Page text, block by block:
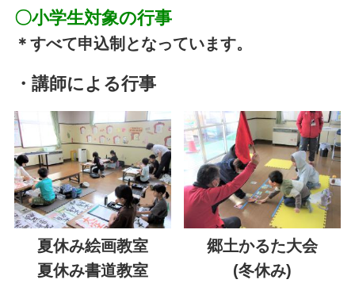
〇小学生対象の行事
＊すべて申込制となっています。
・講師による行事
夏休み絵画教室
夏休み書道教室
郷土かるた大会
(冬休み)